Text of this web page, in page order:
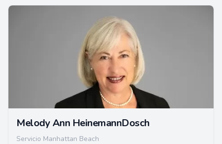
Melody Ann HeinemannDosch
Servicio Manhattan Beach